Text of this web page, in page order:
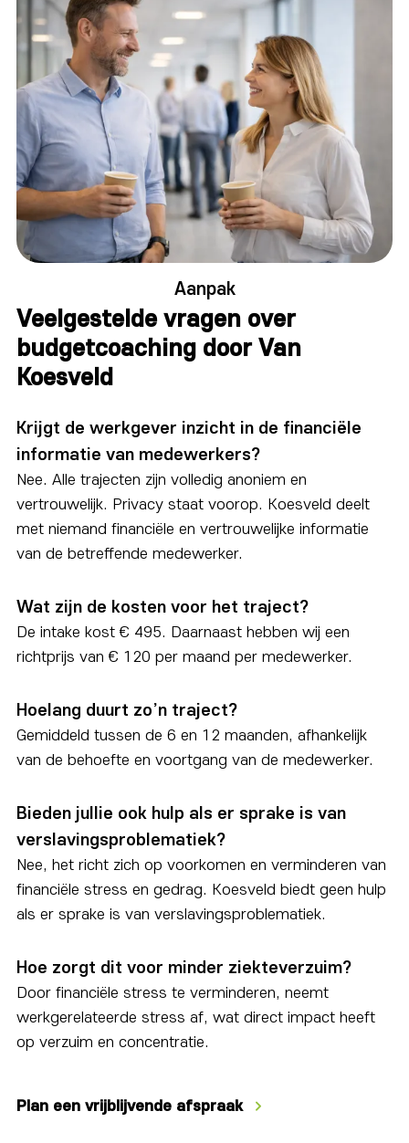
Aanpak
Veelgestelde vragen over
budgetcoaching door Van
Koesveld
Krijgt de werkgever inzicht in de financiële
informatie van medewerkers?
Nee. Alle trajecten zijn volledig anoniem en
vertrouwelijk. Privacy staat voorop. Koesveld deelt
met niemand financiële en vertrouwelijke informatie
van de betreffende medewerker.
Wat zijn de kosten voor het traject?
De intake kost € 495. Daarnaast hebben wij een
richtprijs van € 120 per maand per medewerker.
Hoelang duurt zo’n traject?
Gemiddeld tussen de 6 en 12 maanden, afhankelijk
van de behoefte en voortgang van de medewerker.
Bieden jullie ook hulp als er sprake is van
verslavingsproblematiek?
Nee, het richt zich op voorkomen en verminderen van
financiële stress en gedrag. Koesveld biedt geen hulp
als er sprake is van verslavingsproblematiek.
Hoe zorgt dit voor minder ziekteverzuim?
Door financiële stress te verminderen, neemt
werkgerelateerde stress af, wat direct impact heeft
op verzuim en concentratie.
Plan een vrijblijvende afspraak